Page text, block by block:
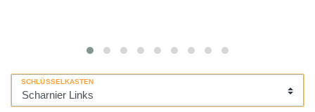
SCHLÜSSELKASTEN